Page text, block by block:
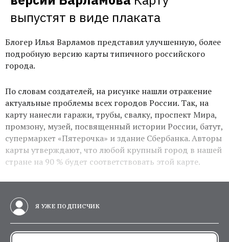
выпустят в виде плаката
Блогер Илья Варламов представил улучшенную, более
подробную версию карты типичного российского
города.
По словам создателей, на рисунке нашли отражение
актуальные проблемы всех городов России. Так, на
карту нанесли гаражи, трубы, свалку, проспект Мира,
промзону, музей, посвященный истории России, батут,
супермаркет «Пятерочка» и здание Сбербанка. Авторы
карты утверждают, что любой крупный город в нашей
стране на 90 % будет соответствовать этой карте.
Я УЖЕ ПОДПИСЧИК